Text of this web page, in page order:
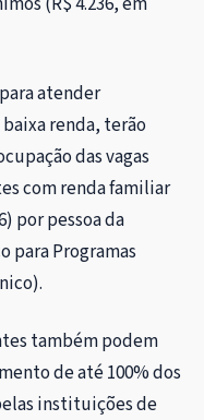
atender
renda, terão
das vagas
com renda familiar
por pessoa da
para Programas
também podem
de até 100% dos
instituições de